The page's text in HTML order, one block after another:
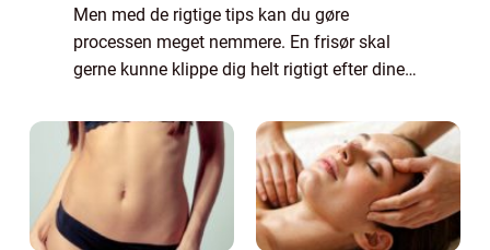
Men med de rigtige tips kan du gøre
processen meget nemmere. En frisør skal
gerne kunne klippe dig helt rigtigt efter dine
svært at finde en frisør, som man kan
opbygg...